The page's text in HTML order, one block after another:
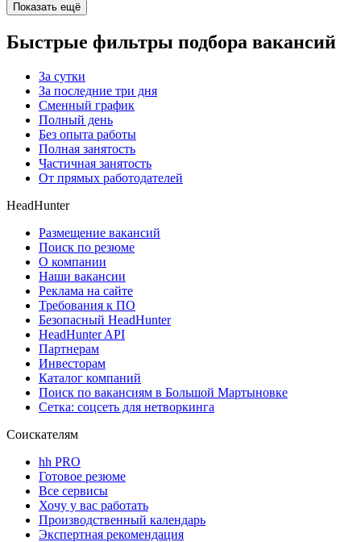
Показать ещё
Быстрые фильтры подбора вакансий
За сутки
За последние три дня
Сменный график
Полный день
Без опыта работы
Полная занятость
Частичная занятость
От прямых работодателей
HeadHunter
Размещение вакансий
Поиск по резюме
О компании
Наши вакансии
Реклама на сайте
Требования к ПО
Безопасный HeadHunter
HeadHunter API
Партнерам
Инвесторам
Каталог компаний
Поиск по вакансиям в Большой Мартыновке
Сетка: соцсеть для нетворкинга
Соискателям
hh PRO
Готовое резюме
Все сервисы
Хочу у вас работать
Производственный календарь
Экспертная рекомендация